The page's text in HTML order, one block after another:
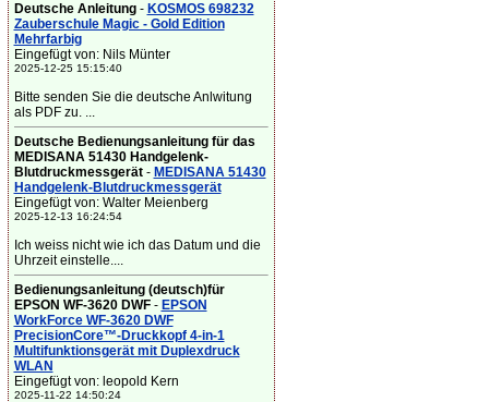
Deutsche Anleitung- KOSMOS 698232
Zauberschule Magic - Gold Edition
Mehrfarbig
Eingefügt von: Nils Münter
2025-12-25 15:15:40
Bitte senden Sie die deutsche Anlwitung
als PDF zu. ...
Deutsche Bedienungsanleitung für das
MEDISANA 51430 Handgelenk-
Blutdruckmessgerät- MEDISANA 51430
Handgelenk-Blutdruckmessgerät
Eingefügt von: Walter Meienberg
2025-12-13 16:24:54
Ich weiss nicht wie ich das Datum und die
Uhrzeit einstelle....
Bedienungsanleitung (deutsch)für
EPSON WF-3620 DWF- EPSON
WorkForce WF-3620 DWF
PrecisionCore™-Druckkopf 4-in-1
Multifunktionsgerät mit Duplexdruck
WLAN
Eingefügt von: leopold Kern
2025-11-22 14:50:24